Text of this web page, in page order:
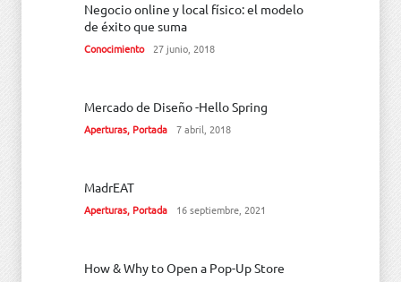
Negocio online y local físico: el modelo
de éxito que suma
Conocimiento 27 junio, 2018
Mercado de Diseño -Hello Spring
Aperturas, Portada 7 abril, 2018
MadrEAT
Aperturas, Portada 16 septiembre, 2021
How & Why to Open a Pop-Up Store